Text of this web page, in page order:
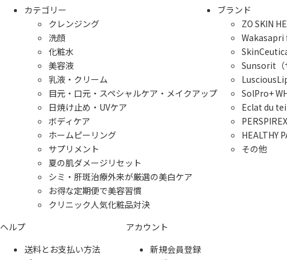
カテゴリー
クレンジング
洗顔
化粧水
美容液
乳液・クリーム
目元・口元・スペシャルケア・メイクアップ
日焼け止め・UVケア
ボディケア
ホームピーリング
サプリメント
夏の肌ダメージリセット
シミ・肝斑治療外来が厳選の美白ケア
お得な定期便で美容習慣
クリニック人気化粧品対決
ブランド
ZO SKIN
Wakasapri
Sunsorit（
SolPro+
Eclat du
HEALTHY
その他
ヘルプ
送料とお支払い方法
アカウント
新規会員登録